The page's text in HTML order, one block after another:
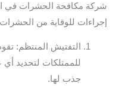
شركة مكافحة الحشرات في
إجراءات للوقاية من
التفتيش المنتظم:
للممتلكات لتحديد
جذب لها.